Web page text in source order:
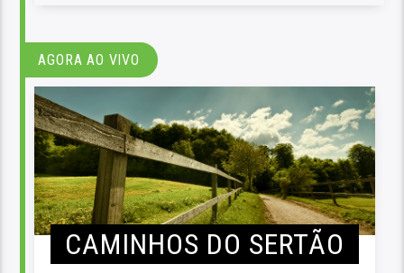
AGORA AO VIVO
CAMINHOS DO SERTÃO